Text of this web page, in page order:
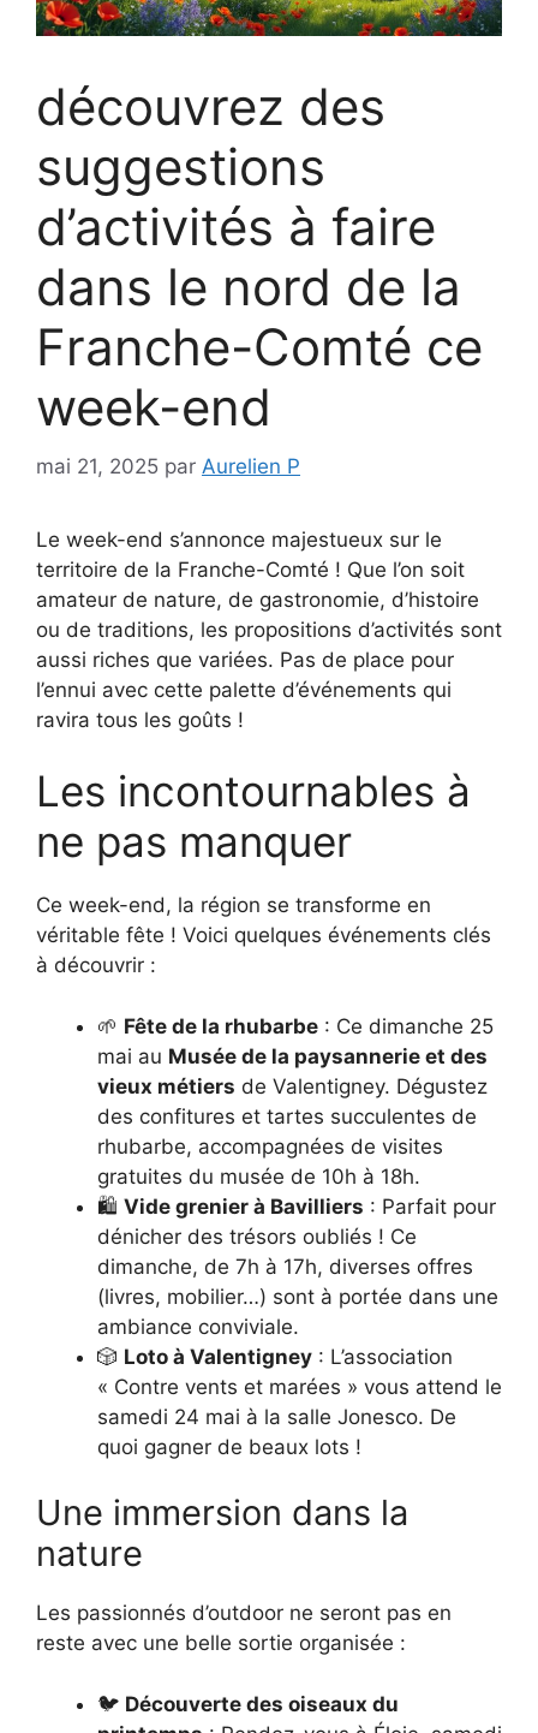
découvrez des
suggestions
d’activités à faire
dans le nord de la
Franche-Comté ce
week-end
mai 21, 2025 par Aurelien P
Le week-end s’annonce majestueux sur le
territoire de la Franche-Comté ! Que l’on soit
amateur de nature, de gastronomie, d’histoire
ou de traditions, les propositions d’activités sont
aussi riches que variées. Pas de place pour
l’ennui avec cette palette d’événements qui
ravira tous les goûts !
Les incontournables à
ne pas manquer
Ce week-end, la région se transforme en
véritable fête ! Voici quelques événements clés
à découvrir :
🌱 Fête de la rhubarbe : Ce dimanche 25
mai au Musée de la paysannerie et des
vieux métiers de Valentigney. Dégustez
des confitures et tartes succulentes de
rhubarbe, accompagnées de visites
gratuites du musée de 10h à 18h.
🛍️ Vide grenier à Bavilliers : Parfait pour
dénicher des trésors oubliés ! Ce
dimanche, de 7h à 17h, diverses offres
(livres, mobilier…) sont à portée dans une
ambiance conviviale.
🎲 Loto à Valentigney : L’association
« Contre vents et marées » vous attend le
samedi 24 mai à la salle Jonesco. De
quoi gagner de beaux lots !
Une immersion dans la
nature
Les passionnés d’outdoor ne seront pas en
reste avec une belle sortie organisée :
🐦 Découverte des oiseaux du